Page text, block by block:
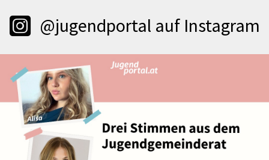
@jugendportal auf Instagram